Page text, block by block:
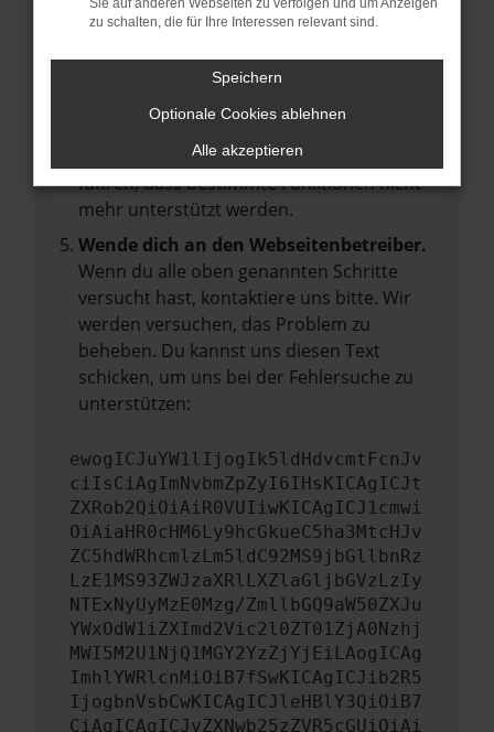
vorübergehende Probleme zu beheben.
Betriebssystem auf dem neuesten Stand
Veraltete Software birgt nicht nur ein
Sicherheitsrisiko, sondern kann auch dazu
führen, dass bestimmte Funktionen nicht
mehr unterstützt werden.
Wende dich an den Webseitenbetreiber.
Wenn du alle oben genannten Schritte
versucht hast, kontaktiere uns bitte. Wir
werden versuchen, das Problem zu
beheben. Du kannst uns diesen Text
schicken, um uns bei der Fehlersuche zu
unterstützen:
ewogICJuYW1lIjogIk5ldHdvcmtFcnJv
ciIsCiAgImNvbmZpZyI6IHsKICAgICJt
ZXRob2QiOiAiR0VUIiwKICAgICJ1cmwi
OiAiaHR0cHM6Ly9hcGkueC5ha3MtcHJv
ZC5hdWRhcmlzLm5ldC92MS9jbGllbnRz
LzE1MS93ZWJzaXRlLXZlaGljbGVzLzIy
NTExNyUyMzE0Mzg/ZmllbGQ9aW50ZXJu
YWxOdW1iZXImd2Vic2l0ZT01ZjA0Nzhj
MWI5M2U1NjQ1MGY2YzZjYjEiLAogICAg
ImhlYWRlcnMiOiB7fSwKICAgICJib2R5
IjogbnVsbCwKICAgICJleHBlY3QiOiB7
CiAgICAgICJyZXNwb25zZVR5cGUiOiAi
Sie auf anderen Webseiten zu verfolgen und um Anzeigen
zu schalten, die für Ihre Interessen relevant sind.
Speichern
Optionale Cookies ablehnen
Alle akzeptieren